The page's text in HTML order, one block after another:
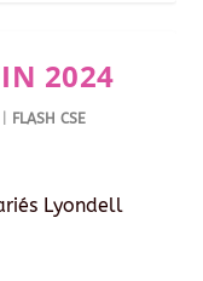
2024
FLASH CSE
Lyondell